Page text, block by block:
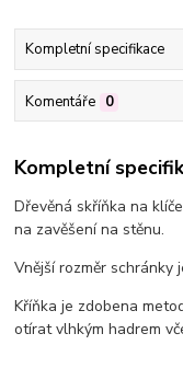
Kompletní specifikace
Komentáře 0
Kompletní
Dřevěná skříňka na
na zavěšení na stěnu.
Vnější rozměr schránky
Kříňka je zdobena
otírat vlhkým hadrem